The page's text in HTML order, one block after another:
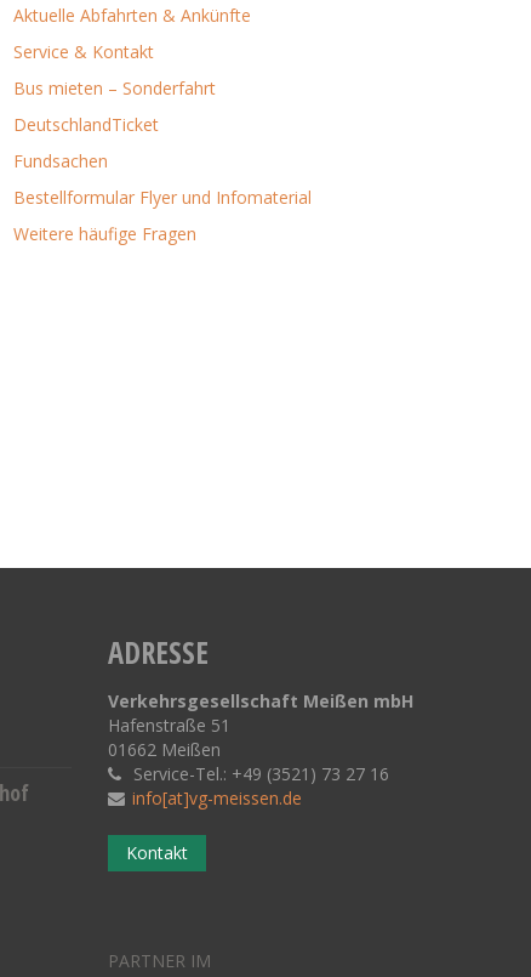
Aktuelle Abfahrten & Ankünfte
Service & Kontakt
Bus mieten – Sonderfahrt
DeutschlandTicket
Fundsachen
Bestellformular Flyer und Infomaterial
Weitere häufige Fragen
ADRESSE
Verkehrsgesellschaft Meißen mbH
Hafenstraße 51
01662 Meißen
Service-Tel.: +49 (3521) 73 27 16
info[at]vg-meissen.de
Kontakt
PARTNER IM